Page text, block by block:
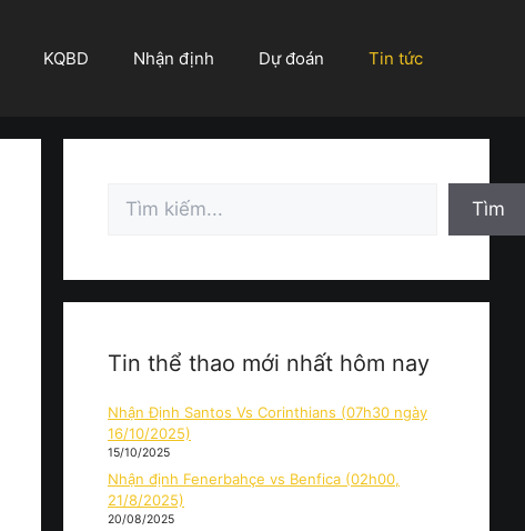
KQBD Nhận định Dự đoán Tin tức
Tìm
Tìm
Tin thể thao mới nhất hôm nay
Nhận Định Santos Vs Corinthians (07h30 ngày
16/10/2025)
15/10/2025
Nhận định Fenerbahçe vs Benfica (02h00,
21/8/2025)
20/08/2025